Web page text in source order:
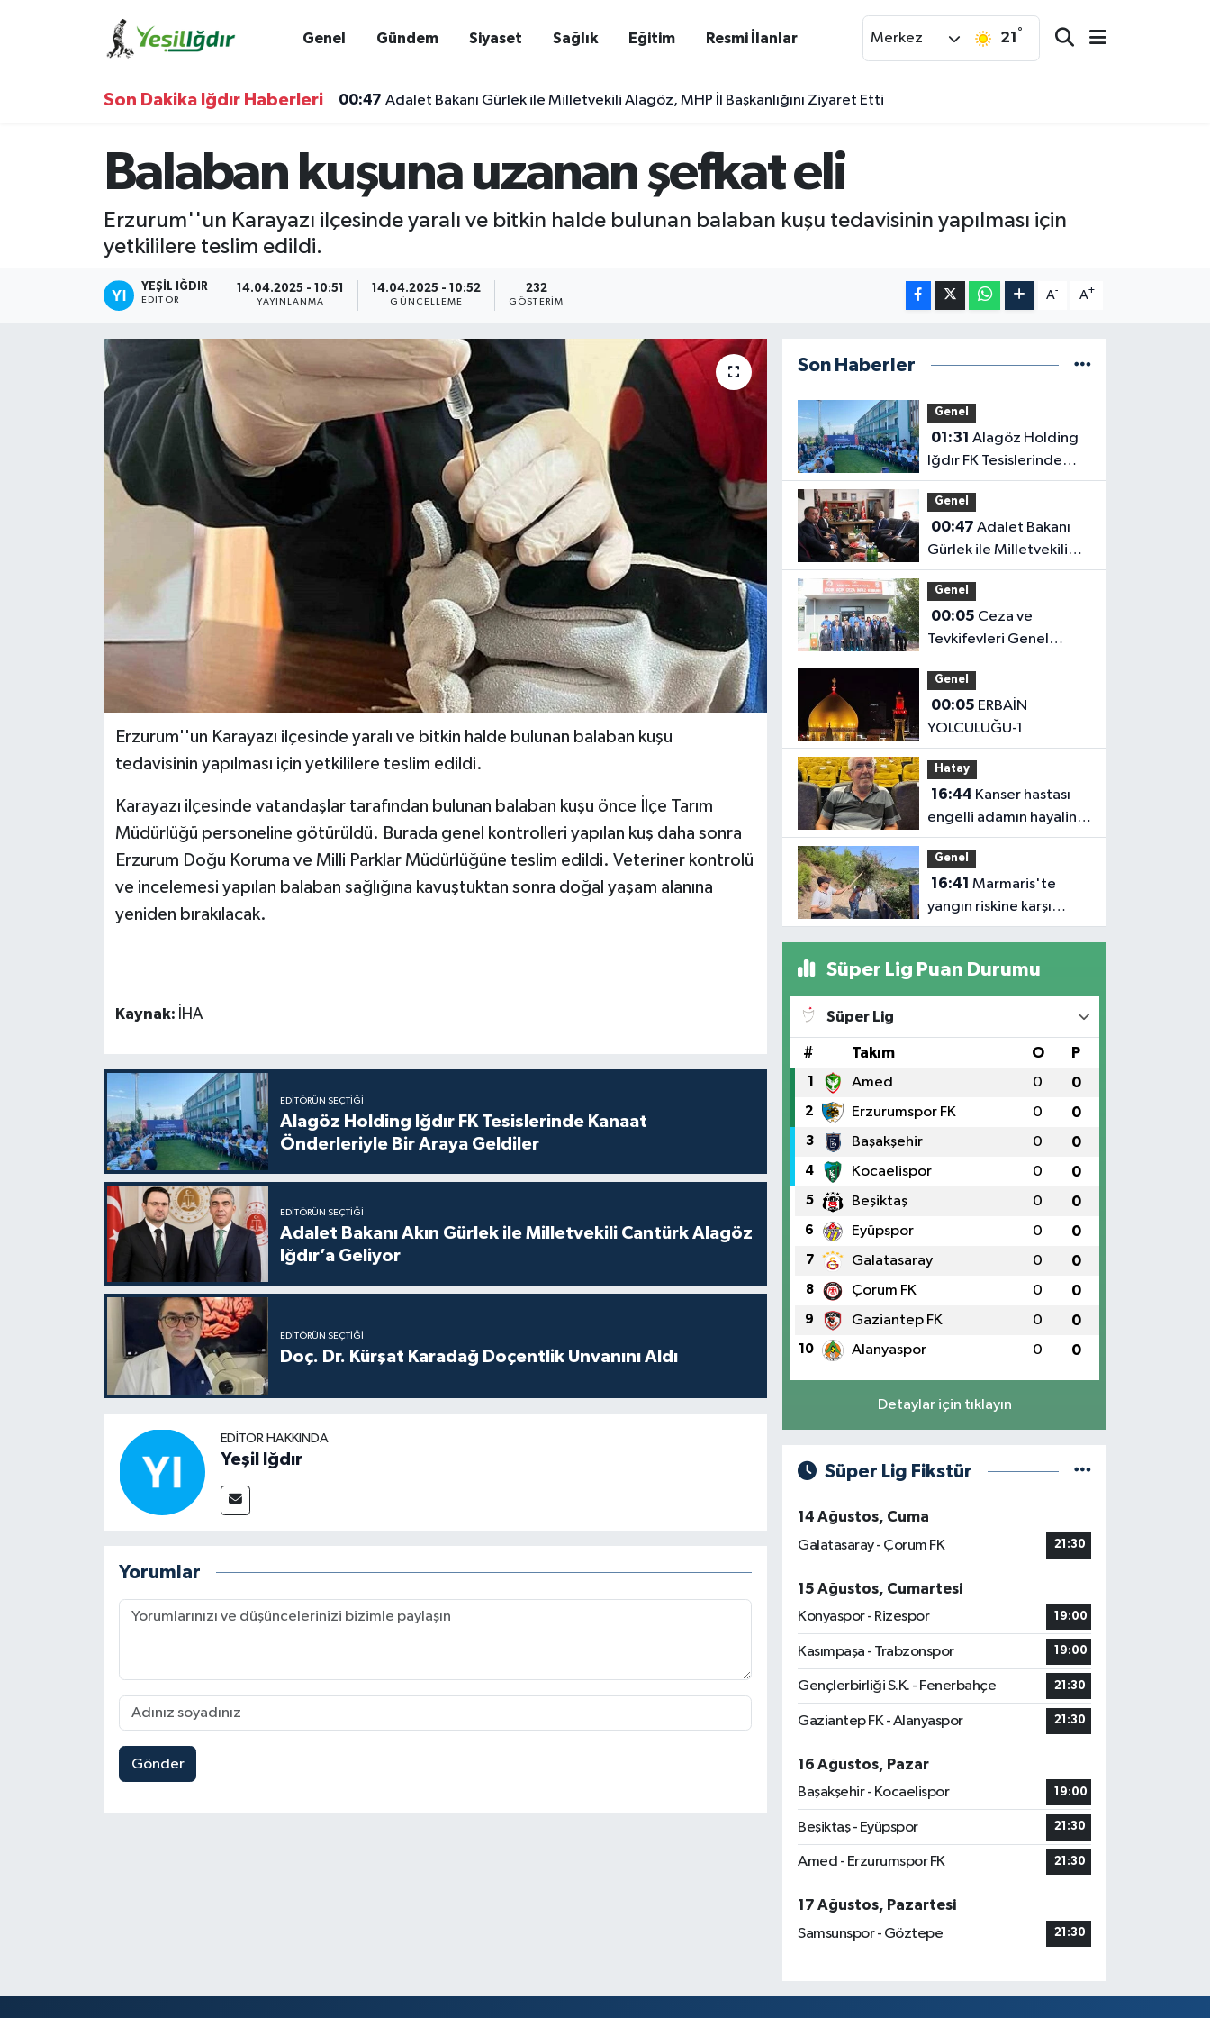
Genel Gündem Siyaset Sağlık Eğitim Resmi İlanlar Merkez 21 °
Son Dakika Iğdır Haberleri 00:47 Adalet Bakanı Gürlek ile Milletvekili Alagöz, MHP İl Başkanlığını Ziyaret Etti
Balaban kuşuna uzanan şefkat eli
Erzurum''un Karayazı ilçesinde yaralı ve bitkin halde bulunan balaban kuşu tedavisinin yapılması için
yetkililere teslim edildi.
YEŞIL IĞDIR
EDITÖR
14.04.2025 - 10:51
YAYINLANMA
14.04.2025 - 10:52
GÜNCELLEME
232
GÖSTERIM
A- A+
Erzurum''un Karayazı ilçesinde yaralı ve bitkin halde bulunan balaban kuşu
tedavisinin yapılması için yetkililere teslim edildi.
Karayazı ilçesinde vatandaşlar tarafından bulunan balaban kuşu önce İlçe Tarım
Müdürlüğü personeline götürüldü. Burada genel kontrolleri yapılan kuş daha sonra
Erzurum Doğu Koruma ve Milli Parklar Müdürlüğüne teslim edildi. Veteriner kontrolü
ve incelemesi yapılan balaban sağlığına kavuştuktan sonra doğal yaşam alanına
yeniden bırakılacak.
Kaynak: İHA
EDITÖRÜN SEÇTIĞI
Alagöz Holding Iğdır FK Tesislerinde Kanaat
Önderleriyle Bir Araya Geldiler
EDITÖRÜN SEÇTIĞI
Adalet Bakanı Akın Gürlek ile Milletvekili Cantürk Alagöz
Iğdır’a Geliyor
EDITÖRÜN SEÇTIĞI
Doç. Dr. Kürşat Karadağ Doçentlik Unvanını Aldı
EDITÖR HAKKINDA
Yeşil Iğdır
Yorumlar
Gönder
Son Haberler
Genel
01:31
Iğdır FK Tesislerinde
Kanaat Önderleriyle Bir
Araya Geldiler
Genel
00:47
Gürlek ile Milletvekili
Alagöz, MHP İl
Başkanlığını Ziyaret Etti
Genel
00:05
Tevkifevleri Genel
Müdürü Çelebi
Yılmaz’dan Iğdır’daki
Kurumlara Ziyaret ve
Üretim İncelemesi
Genel
00:05
YOLCULUĞU-1
Hatay
16:44
engelli adamın hayalini
bile kuramadığı evine
kavuşunca döktüğü
gözyaşı duygulandırdı
Genel
16:41
yangın riskine karşı
kapsamlı temizlik
Süper Lig Puan Durumu
Süper Lig
# Takım O P
1 Amed 0 0
2 Erzurumspor FK 0 0
3 Başakşehir 0 0
4 Kocaelispor 0 0
5 Beşiktaş 0 0
6 Eyüpspor 0 0
7 Galatasaray 0 0
8 Çorum FK 0 0
9 Gaziantep FK 0 0
10 Alanyaspor 0 0
Detaylar için tıklayın
Süper Lig Fikstür
14 Ağustos, Cuma
Galatasaray - Çorum FK
21:30
15 Ağustos, Cumartesi
Konyaspor - Rizespor
19:00
Kasımpaşa - Trabzonspor 19:00
Gençlerbirliği S.K. - Fenerbahçe 21:30
Gaziantep FK - Alanyaspor 21:30
16 Ağustos, Pazar
Başakşehir - Kocaelispor
19:00
Beşiktaş - Eyüpspor 21:30
Amed - Erzurumspor FK 21:30
17 Ağustos, Pazartesi
Samsunspor - Göztepe
21:30
İğdir Namaz Vakitleri
Süper Lig Puan Durumu ve Fikstür
Tüm Manşetler
Son Dakika Haberleri
Haber Arşivi